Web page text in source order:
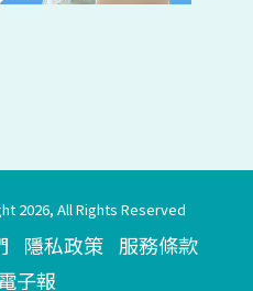
2026, All Rights Reserved
隱私政策 服務條款
子報